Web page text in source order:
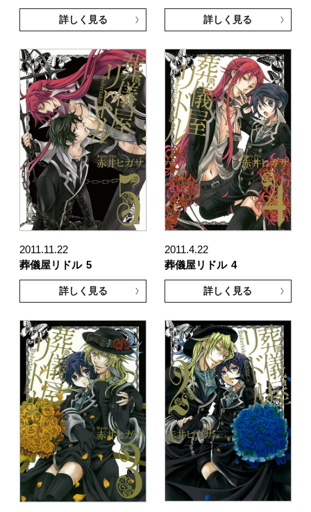
詳しく見る 詳しく見る
2011.11.22
葬儀屋リドル 5
詳しく見る
2011.4.22
葬儀屋リドル 4
詳しく見る